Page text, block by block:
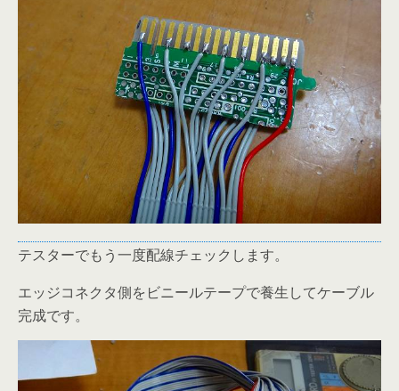
テスターでもう一度配線チェックします。
エッジコネクタ側をビニールテープで養生してケーブル
完成です。